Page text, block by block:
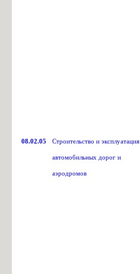
08.02.05 Строительство и эксплуатация
автомобильных дорог и
аэродромов